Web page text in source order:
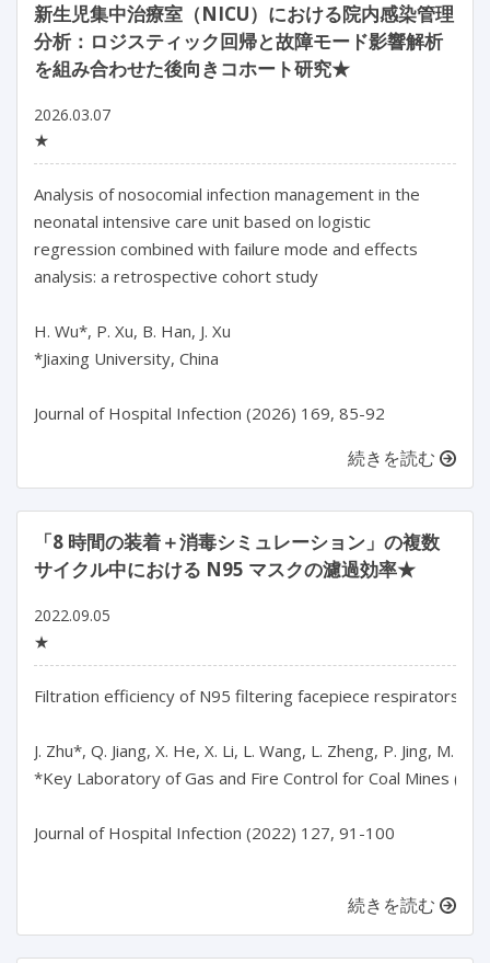
新生児集中治療室（NICU）における院内感染管理
分析：ロジスティック回帰と故障モード影響解析
を組み合わせた後向きコホート研究★
2026.03.07
★
Analysis of nosocomial infection management in the
neonatal intensive care unit based on logistic
regression combined with failure mode and effects
analysis: a retrospective cohort study
H. Wu*, P. Xu, B. Han, J. Xu
*Jiaxing University, China
Journal of Hospital Infection (2026) 169, 85-92
続きを読む
「8 時間の装着＋消毒シミュレーション」の複数
サイクル中における N95 マスクの濾過効率★
2022.09.05
★
Filtration efficiency of N95 filtering facepiece respirators
J. Zhu*, Q. Jiang, X. He, X. Li, L. Wang, L. Zheng, P. Jing, M.
*Key Laboratory of Gas and Fire Control for Coal Mines
Journal of Hospital Infection (2022) 127, 91-100
続きを読む